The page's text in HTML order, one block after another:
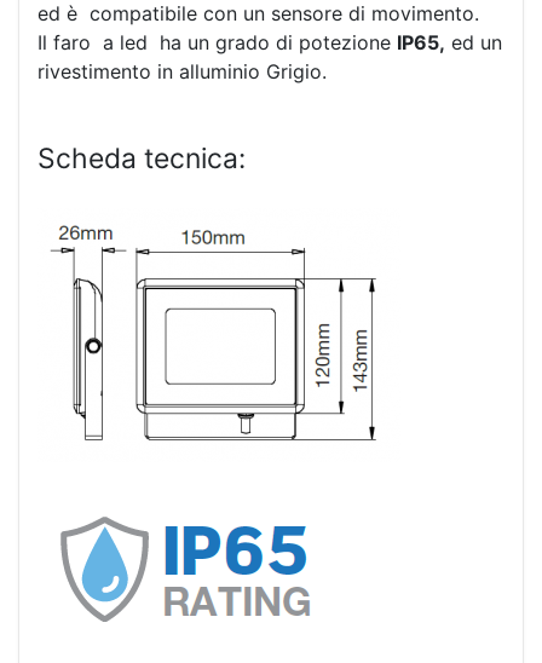
ed è compatibile con un sensore di movimento.
Il faro a led ha un grado di potezione IP65, ed un
rivestimento in alluminio Grigio.
Scheda tecnica: